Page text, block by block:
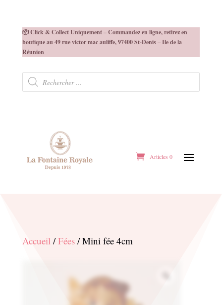
📦 Click & Collect Uniquement – Commandez en ligne, retirez en
boutique au 49 rue victor mac auliffe, 97400 St-Denis – Ile de la
Réunion
Recherche
produits
Articles 0
Accueil/Fées/ Mini fée 4cm